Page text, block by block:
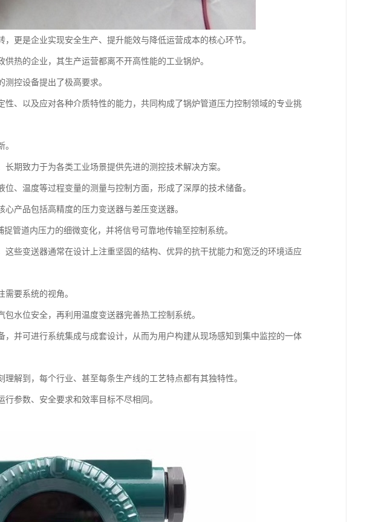
更是企业实现安全生产、提升能效与降低运营成本的核心环节。
热的企业，其生产运营都离不开高性能的工业锅炉。
控设备提出了极高要求。
、以及应对各种介质特性的能力，共同构成了锅炉管道压力控制领域的专业挑
期致力于为各类工业场景提供先进的测控技术解决方案。
、温度等过程变量的测量与控制方面，形成了深厚的技术储备。
产品包括高精度的压力变送器与差压变送器。
管道内压力的细微变化，并将信号可靠地传输至控制系统。
些变送器通常在设计上注重坚固的结构、优异的抗干扰能力和宽泛的环境适应
要系统的视角。
水位安全，再利用温度变送器完善热工控制系统。
并可进行系统集成与成套设计，从而为用户构建从现场感知到集中监控的一体
解到，每个行业、甚至每条生产线的工艺特点都有其独特性。
参数、安全要求和效率目标不尽相同。